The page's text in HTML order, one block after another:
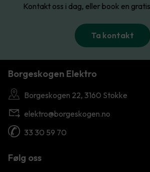
Kontakt oss i dag, eller book en
Ta kontakt
Borgeskogen Elektro
Borgeskogen 22, 3160 Stokke
elektro@borgeskogen.no
33 30 59 70
Følg oss